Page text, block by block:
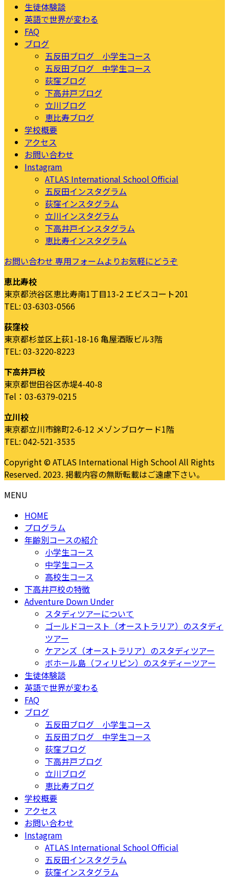
生徒体験談
英語で世界が変わる
FAQ
ブログ
五反田ブログ 小学生コース
五反田ブログ 中学生コース
荻窪ブログ
下高井戸ブログ
立川ブログ
恵比寿ブログ
学校概要
アクセス
お問い合わせ
Instagram
ATLAS International School Official
五反田インスタグラム
荻窪インスタグラム
立川インスタグラム
下高井戸インスタグラム
恵比寿インスタグラム
お問い合わせ 専用フォームよりお気軽にどうぞ
恵比寿校
東京都渋谷区恵比寿南1丁目13-2 エビスコート201
TEL: 03-6303-0566
荻窪校
東京都杉並区上荻1-18-16 亀屋酒販ビル3階
TEL: 03-3220-8223
下高井戸校
東京都世田谷区赤堤4-40-8
Tel：03-6379-0215
立川校
東京都立川市錦町2-6-12 メゾンブロケード1階
TEL: 042-521-3535
Copyright © ATLAS International High School All Rights
Reserved. 2023. 掲載内容の無断転載はご遠慮下さい。
MENU
HOME
プログラム
年齢別コースの紹介
小学生コース
中学生コース
高校生コース
下高井戸校の特徴
Adventure Down Under
スタディツアーについて
ゴールドコースト（オーストラリア）のスタディ
ツアー
ケアンズ（オーストラリア）のスタディツアー
ボホール島（フィリピン）のスタディーツアー
生徒体験談
英語で世界が変わる
FAQ
ブログ
五反田ブログ 小学生コース
五反田ブログ 中学生コース
荻窪ブログ
下高井戸ブログ
立川ブログ
恵比寿ブログ
学校概要
アクセス
お問い合わせ
Instagram
ATLAS International School Official
五反田インスタグラム
荻窪インスタグラム